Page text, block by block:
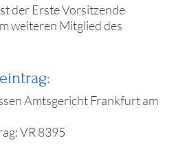
der Erste Vorsitzende
weiteren Mitglied des
Amtsgericht Frankfurt am
VR 8395